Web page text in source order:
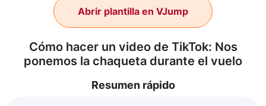
Cómo hacer un video de TikTok: Nos
ponemos la chaqueta durante el vuelo
Abrir plantilla en VJump
Resumen rápido